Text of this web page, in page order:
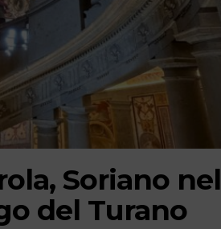
Soriano nel
del Turano